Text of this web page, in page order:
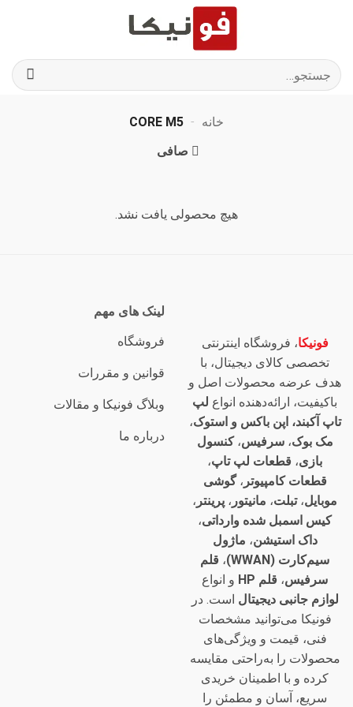
جستجو
برای:
خانه -
CORE M5
صافی
هیچ محصولی یافت نشد.
فونیکا، فروشگاه اینترنتی
تخصصی کالای دیجیتال، با
هدف عرضه محصولات اصل و
باکیفیت، ارائه‌دهنده انواع لپ
تاپ آکبند، اپن باکس و استوک،
مک بوک،سرفیس،کنسول
بازی، قطعات لپ تاپ،
قطعات کامپیوتر ،گوشی
موبایل،تبلت، مانیتور ، پرینتر ،
کیس اسمبل شده وارداتی،
داک استیشن، ماژول
سیم‌کارت (WWAN)
، قلم
سرفیس، قلم HP
و انواع
لوازم جانبی دیجیتال است. در
فونیکا می‌توانید مشخصات
فنی، قیمت و ویژگی‌های
محصولات را به‌راحتی مقایسه
کرده و با اطمینان خریدی
سریع، آسان و مطمئن را
لینک های مهم
فروشگاه
قوانین و مقررات
وبلاگ فونیکا و مقالات
درباره ما